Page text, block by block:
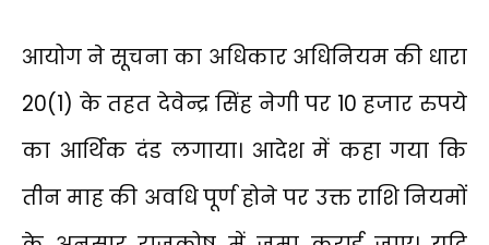
आयोग ने सूचना का अधिकार अधिनियम की धारा
20(1) के तहत देवेन्द्र सिंह नेगी पर 10 हजार रुपये
का आर्थिक दंड लगाया। आदेश में कहा गया कि
तीन माह की अवधि पूर्ण होने पर उक्त राशि नियमों